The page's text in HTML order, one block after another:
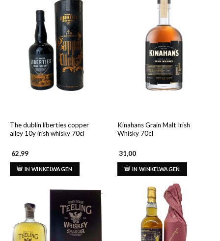
The dublin liberties copper
alley 10y irish whisky 70cl
62,99
IN WINKELWAGEN
Kinahans Grain Malt Irish
Whisky 70cl
31,00
IN WINKELWAGEN